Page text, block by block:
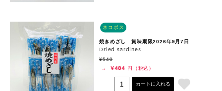
ネコポス
焼きめざし 賞味期限2026年9月7日
Dried sardines
¥540
→
¥484 円（税込）
カートに入れる